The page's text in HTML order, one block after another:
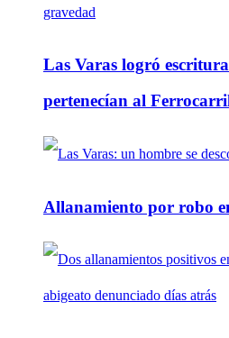
Las Varas logró
pertenecían al
Allanamiento por robo